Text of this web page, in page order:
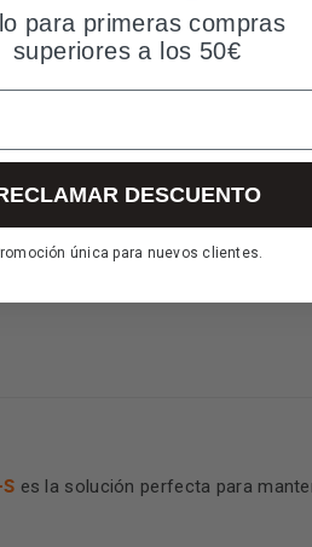
Preguntas y
es la solución perfecta para
para primeras compras
superiores a los 50€
DESCUENTO
única para nuevos clientes.